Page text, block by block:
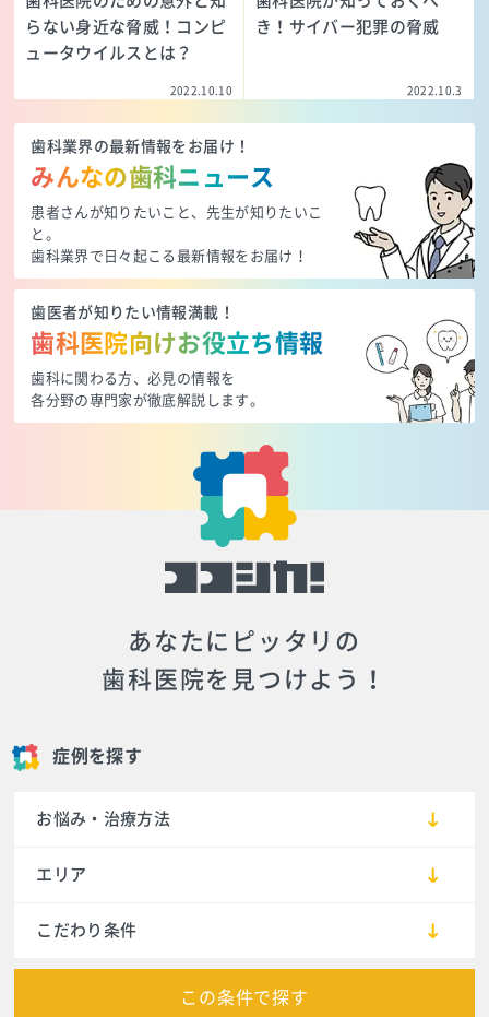
らない身近な脅威！コンピ
ュータウイルスとは？
2022.10.10
き！サイバー犯罪の脅威
2022.10.3
歯科業界の最新情報をお届け！
みんなの歯科ニュース
患者さんが知りたいこと、先生が知りたいこ
と。
歯科業界で日々起こる最新情報をお届け！
歯医者が知りたい情報満載！
歯科医院向けお役立ち情報
歯科に関わる方、必見の情報を
各分野の専門家が徹底解説します。
あなたにピッタリの
歯科医院を見つけよう！
症例を探す
お悩み・治療方法
エリア
こだわり条件
この条件で探す